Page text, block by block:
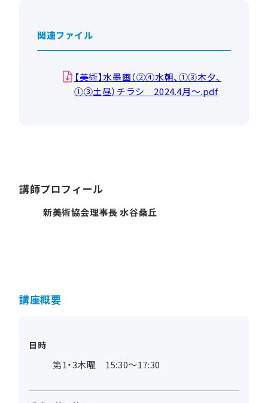
関連ファイル
【美術】水墨画（②④水朝、①③木夕、
①③土昼）チラシ 2024.4月～.pdf
講師プロフィール
新美術協会理事長 水谷桑丘
講座概要
日時
第1・3木曜 15:30～17:30